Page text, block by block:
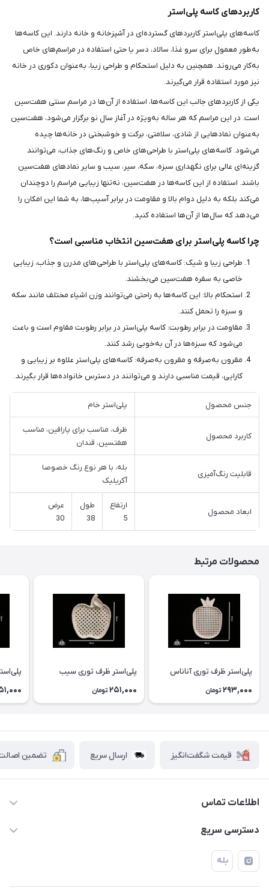
کاربردهای کاسه پلی‌استر
کاسه‌های پلی‌استر کاربردهای گسترده‌ای در آشپزخانه و خانه دارند. این کاسه‌ها
به‌طور معمول برای سرو غذا، سالاد، دسر یا حتی استفاده در مراسم‌های خاص
به‌کار می‌روند. همچنین به دلیل استحکام و طراحی زیبا، به‌عنوان دکوری در خانه
نیز مورد استفاده قرار می‌گیرند.
یکی از کاربردهای جالب این کاسه‌ها، استفاده از آن‌ها در مراسم سنتی هفت‌سین
است. در این مراسم که هر ساله به‌ویژه در آغاز سال نو برگزار می‌شود، هفت‌سین
به‌عنوان نمادهایی از شادی، سلامتی، برکت و خوشبختی در خانه‌ها چیده
می‌شود. کاسه‌های پلی‌استر با طراحی‌های خاص و رنگ‌های جذاب، می‌توانند
گزینه‌ای عالی برای نگهداری سبزه، سکه، سیر، سیب و سایر نمادهای هفت‌سین
باشند. استفاده از این کاسه‌ها در هفت‌سین، نه‌تنها زیبایی مراسم را دوچندان
می‌کند بلکه به دلیل دوام بالا و مقاومت در برابر آسیب‌ها، به شما این امکان را
می‌دهد که سال‌ها از آن‌ها استفاده کنید.
چرا کاسه پلی‌استر برای هفت‌سین انتخاب مناسبی است؟
طراحی زیبا و شیک: کاسه‌های پلی‌استر با طراحی‌های مدرن و جذاب، زیبایی
خاصی به سفره هفت‌سین می‌بخشند.
استحکام بالا: این کاسه‌ها به راحتی می‌توانند وزن اشیاء مختلف مانند سکه
و سبزه را تحمل کنند.
مقاومت در برابر رطوبت: کاسه پلی‌استر در برابر رطوبت مقاوم است و باعث
می‌شود که سبزه‌ها در آن به‌خوبی رشد کنند.
مقرون به‌صرفه و مقرون به‌صرفه: کاسه‌های پلی‌استر علاوه بر زیبایی و
کارایی، قیمت مناسبی دارند و می‌توانند در دسترس خانواده‌ها قرار بگیرند.
جنس محصول پلی‌استر خام
کاربرد محصول
ظرف، مناسب برای پارافین، مناسب
هفتسین، قندان
قابلیت رنگ‌آمیزی
بله، با هر نوع رنگ خصوصا
آکریلیک
ابعاد محصول
ارتفاع
5
طول
38
عرض
30
محصولات مرتبط
پلی‌استر ظرف توری آناناس
293,000 تومان
پلی‌استر ظرف توری سیب
251,000 تومان
قیمت شگفت‌انگیز ارسال سریع تضمین اصالت
اطلاعات تماس
۰۲۱۷۷۰۶۰۰۲۸ ـ ۰۹۱۹۰۰۲۸۲۴۷
فروشگاه آبتین
دسترسی سریع
حساب کاربری
بله